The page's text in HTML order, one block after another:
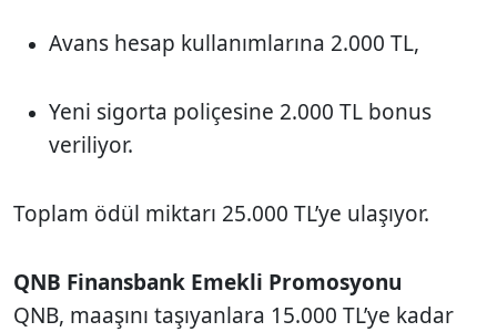
Avans hesap kullanımlarına 2.000 TL,
Yeni sigorta poliçesine 2.000 TL bonus
veriliyor.
Toplam ödül miktarı 25.000 TL’ye ulaşıyor.
QNB Finansbank Emekli Promosyonu
QNB, maaşını taşıyanlara 15.000 TL’ye kadar